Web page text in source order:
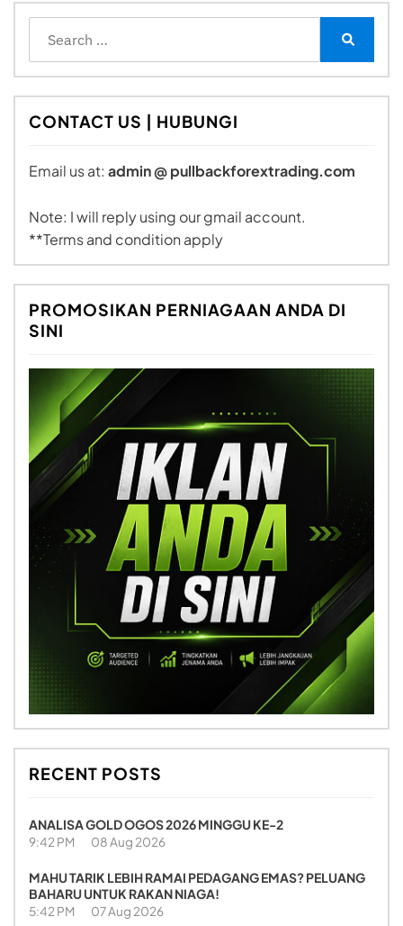
for:
CONTACT US | HUBUNGI
Email us at: admin @ pullbackforextrading.com
Note: I will reply using our gmail account.
**Terms and condition apply
PROMOSIKAN PERNIAGAAN ANDA DI
SINI
RECENT POSTS
ANALISA GOLD OGOS 2026 MINGGU KE-2
9:42 PM 08 Aug 2026
MAHU TARIK LEBIH RAMAI PEDAGANG EMAS? PELUANG
BAHARU UNTUK RAKAN NIAGA!
5:42 PM 07 Aug 2026